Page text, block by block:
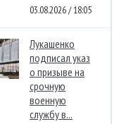
03.08.2026 / 18:05
Лукашенко
подписал указ
о призыве на
срочную
военную
службу в...